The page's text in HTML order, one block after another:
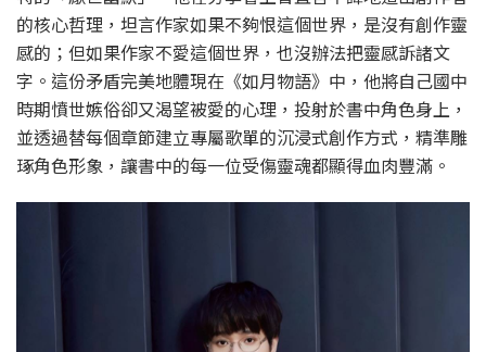
的核心哲理，坦言作家如果不夠恨這個世界，是沒有創作靈
感的；但如果作家不愛這個世界，也沒辦法把靈感訴諸文
字。這份矛盾完美地體現在《如月物語》中，他將自己國中
時期憤世嫉俗卻又渴望被愛的心理，投射於書中角色身上，
並透過替每個章節建立專屬歌單的沉浸式創作方式，精準雕
琢角色形象，讓書中的每一位受傷靈魂都顯得血肉豐滿。